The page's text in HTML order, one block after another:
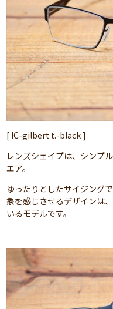
[ IC-gilbert t.-black ]
レンズシェイプは、シンプ
エア。
ゆったりとしたサイジング
象を感じさせるデザインは
いるモデルです。